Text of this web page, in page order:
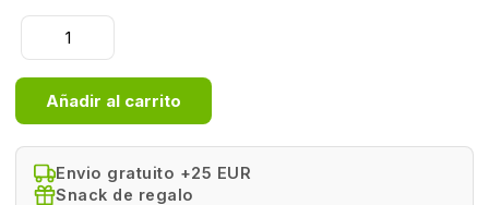
cada semana
cada 3 semanas
cada mes
Salmón
Noruego
Natural
Greatness
Añadir al carrito
Envio gratuito +25 EUR
Snack de regalo